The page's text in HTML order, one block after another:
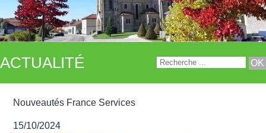
ACTUALITÉ
Nouveautés France Services
15/10/2024